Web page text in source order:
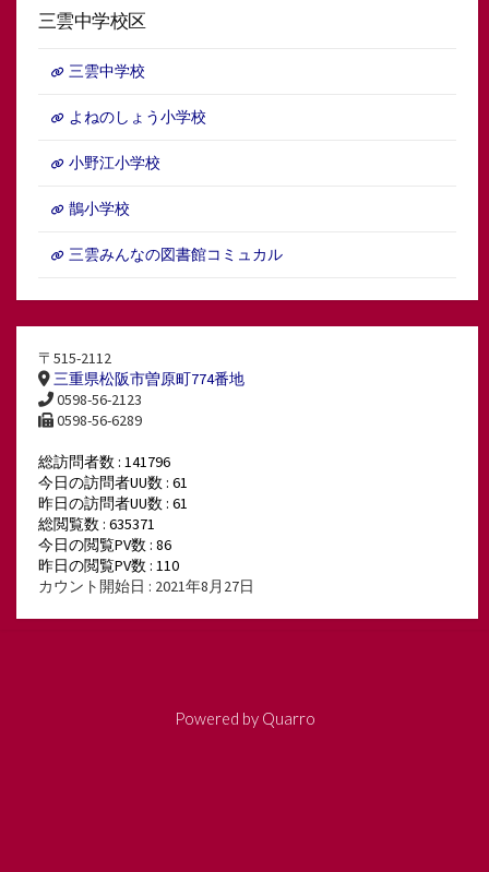
三雲中学校区
三雲中学校
よねのしょう小学校
小野江小学校
鵲小学校
三雲みんなの図書館コミュカル
〒515-2112
三重県松阪市曽原町774番地
0598-56-2123
0598-56-6289
総訪問者数 : 141796
今日の訪問者UU数 : 61
昨日の訪問者UU数 : 61
総閲覧数 : 635371
今日の閲覧PV数 : 86
昨日の閲覧PV数 : 110
カウント開始日 : 2021年8月27日
Powered by Quarro